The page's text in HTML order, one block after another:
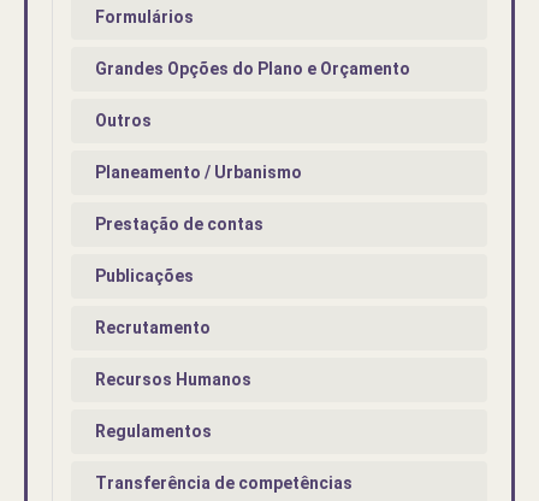
Formulários
Grandes Opções do Plano e Orçamento
Outros
Planeamento / Urbanismo
Prestação de contas
Publicações
Recrutamento
Recursos Humanos
Regulamentos
Transferência de competências